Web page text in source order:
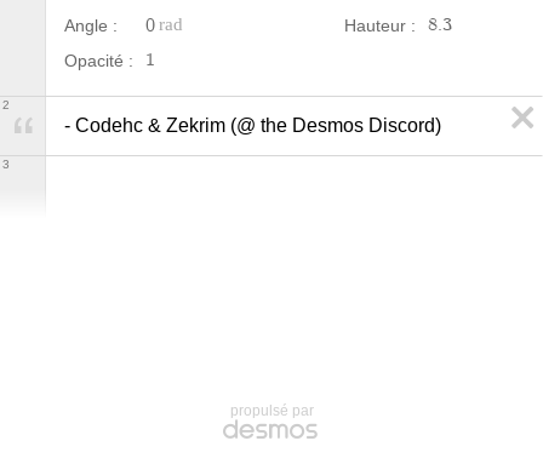
Angle :
0 Hauteur : 8.3
Opacité :
1
- Codehc & Zekrim (@ the Desmos Discord)
2
3
propulsé par